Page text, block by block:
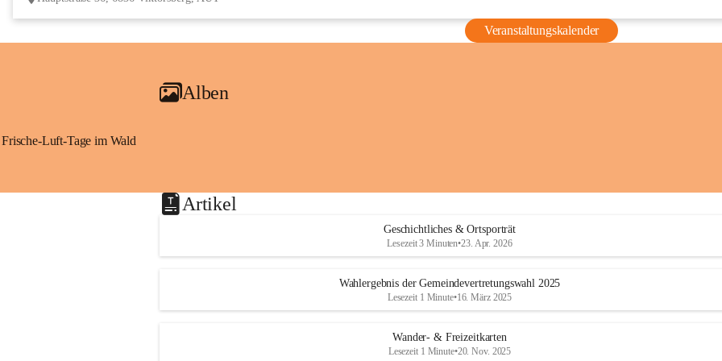
Veranstaltungskalender
Alben
Frische-Luft-Tage im Wald
Artikel
Geschichtliches & Ortsporträt
Lesezeit 3 Minuten•23. Apr. 2026
Wahlergebnis der Gemeindevertretungswahl 2025
Lesezeit 1 Minute•16. März 2025
Wander- & Freizeitkarten
Lesezeit 1 Minute•20. Nov. 2025